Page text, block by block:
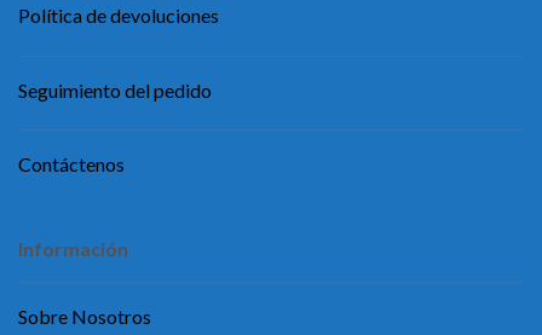
Política de devoluciones
Seguimiento del pedido
Contáctenos
Información
Sobre Nosotros